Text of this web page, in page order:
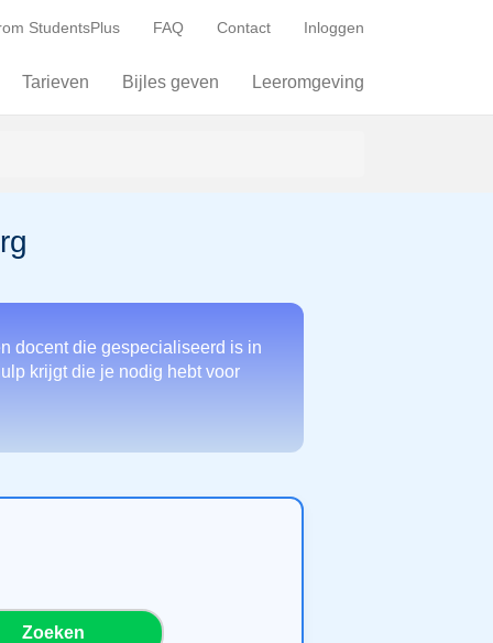
StudentsPlus FAQ Contact Inloggen
Tarieven Bijles geven Leeromgeving
docent die gespecialiseerd is in
krijgt die je nodig hebt voor
Zoeken